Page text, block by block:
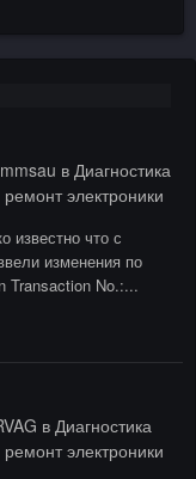
в Диагностика
электроники
известно что с
изменения по
Transaction No.:...
в Диагностика
электроники